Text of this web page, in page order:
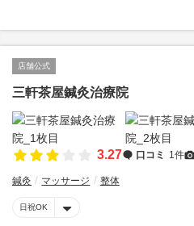
店舗公式
三軒茶屋鍼灸治療院
3.27 口コミ 1件
鍼灸 マッサージ 整体
日祝OK